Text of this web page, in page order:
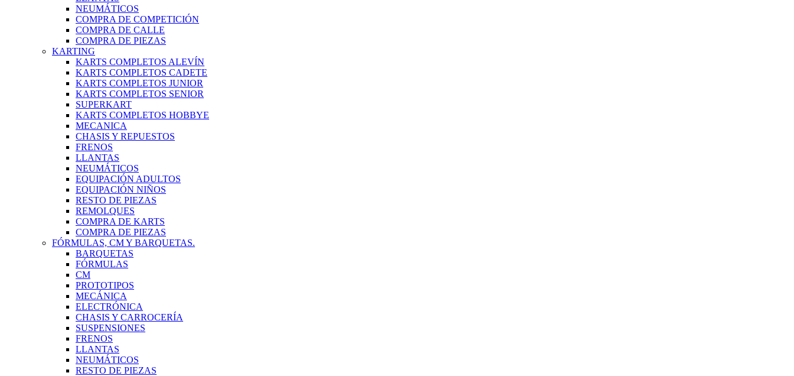
NEUMÁTICOS
COMPRA DE COMPETICIÓN
COMPRA DE CALLE
COMPRA DE PIEZAS
KARTING
KARTS COMPLETOS ALEVÍN
KARTS COMPLETOS CADETE
KARTS COMPLETOS JUNIOR
KARTS COMPLETOS SENIOR
SUPERKART
KARTS COMPLETOS HOBBYE
MECANICA
CHASIS Y REPUESTOS
FRENOS
LLANTAS
NEUMÁTICOS
EQUIPACIÓN ADULTOS
EQUIPACIÓN NIÑOS
RESTO DE PIEZAS
REMOLQUES
COMPRA DE KARTS
COMPRA DE PIEZAS
FÓRMULAS, CM Y BARQUETAS.
BARQUETAS
FÓRMULAS
CM
PROTOTIPOS
MECÁNICA
ELECTRÓNICA
CHASIS Y CARROCERÍA
SUSPENSIONES
FRENOS
LLANTAS
NEUMÁTICOS
RESTO DE PIEZAS